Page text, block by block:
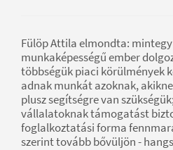
Fülöp Attila elmondta:
munkaképességű ember
többségük piaci körülmények
adnak munkát azoknak,
plusz segítségre van
vállalatoknak támogatást
foglalkoztatási forma
szerint tovább bővüljön -